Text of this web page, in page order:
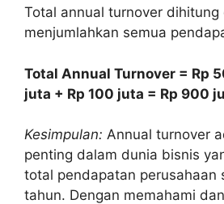
Total annual turnover dihitung
menjumlahkan semua
Total Annual Turnover = Rp
juta + Rp 100 juta = Rp 900
Kesimpulan: Annual turnover
penting dalam dunia bisnis
total pendapatan perusahaan
tahun. Dengan memahami